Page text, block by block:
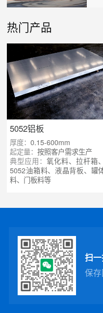
热门产品
5052铝板
厚度：0.15-600mm
起定量：按照客户需求生产
典型应用：氧化料、拉杆箱、
5052油箱料、液晶背板、罐
料、门板料等
扫
保